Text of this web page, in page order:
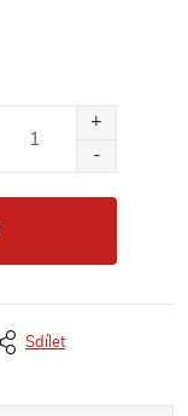
Sdílet